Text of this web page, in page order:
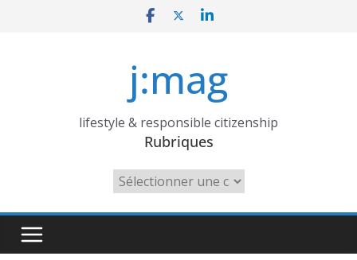
j:mag
lifestyle & responsible citizenship
Rubriques
Rubriques